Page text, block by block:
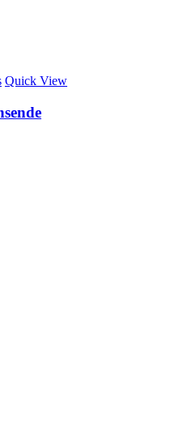
Quick View